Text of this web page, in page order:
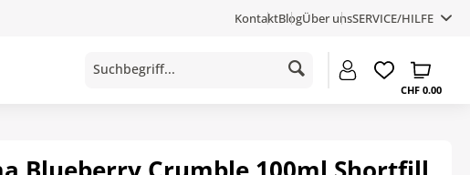
KontaktBlogÜber unsSERVICE/HILFE
CHF 0.00